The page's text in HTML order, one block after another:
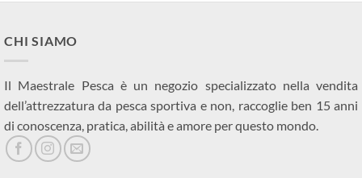
CHI SIAMO
Il Maestrale Pesca è un negozio specializzato nella vendita
dell’attrezzatura da pesca sportiva e non, raccoglie ben 15 anni
di conoscenza, pratica, abilità e amore per questo mondo.